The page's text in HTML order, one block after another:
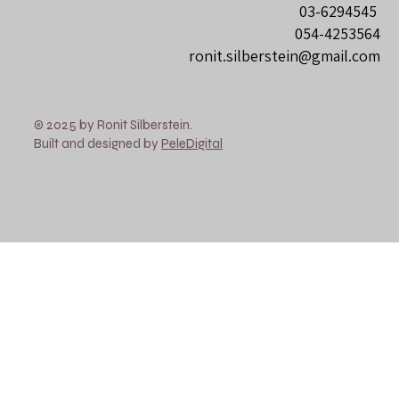
054-4253564
ronit.silberstein@gmail.com
© 2025 by Ronit Silberstein.
Built and designed by PeleDigital